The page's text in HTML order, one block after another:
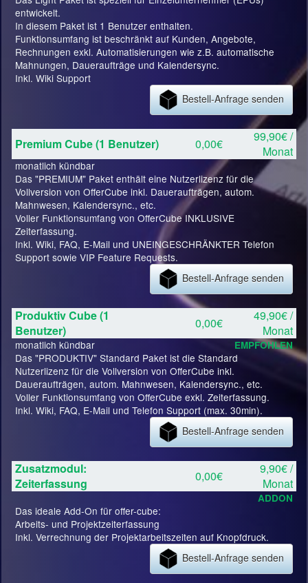
entwickelt.
In diesem Paket ist 1 Benutzer enthalten.
Funktionsumfang ist beschränkt auf Kunden, Angebote,
Rechnungen exkl. Automatisierungen wie z.B. automatische
Mahnungen, Daueraufträge und Kalendersync.
Inkl. Wiki Support
Bestell-Anfrage senden
Premium Cube (1 Benutzer) 0,00€
99,90€ /
Monat
monatlich kündbar
Das "PREMIUM" Paket enthält eine Nutzerlizenz für die
Vollversion von OfferCube inkl. Daueraufträgen, autom.
Mahnwesen, Kalendersync., etc.
Voller Funktionsumfang von OfferCube INKLUSIVE
Zeiterfassung.
Inkl. Wiki, FAQ, E-Mail und UNEINGESCHRÄNKTER Telefon
Support sowie VIP Feature Requests.
Bestell-Anfrage senden
Produktiv Cube (1
Benutzer)
0,00€
49,90€ /
Monat
monatlich kündbar EMPFOHLEN
Das "PRODUKTIV" Standard Paket ist die Standard
Nutzerlizenz für die Vollversion von OfferCube inkl.
Daueraufträgen, autom. Mahnwesen, Kalendersync., etc.
Voller Funktionsumfang von OfferCube exkl. Zeiterfassung.
Inkl. Wiki, FAQ, E-Mail und Telefon Support (max. 30min).
Bestell-Anfrage senden
Zusatzmodul:
Zeiterfassung
0,00€
9,90€ /
Monat
ADDON
Das ideale Add-On für offer-cube:
Arbeits- und Projektzeiterfassung
Inkl. Verrechnung der Projektarbeitszeiten auf Knopfdruck.
Bestell-Anfrage senden